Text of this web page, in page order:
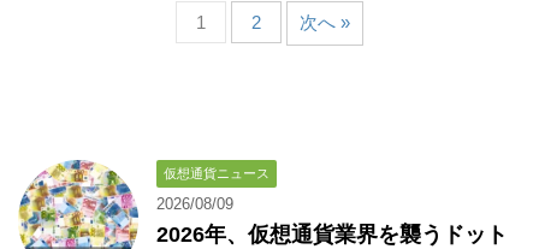
1 2 次へ »
仮想通貨ニュース
2026/08/09
2026年、仮想通貨業界を襲うドット